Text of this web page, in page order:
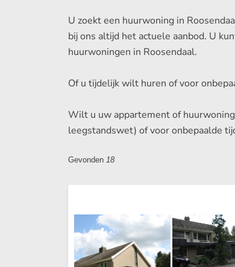
U zoekt een huurwoning in
bij ons altijd het actuele aanbod. U
huurwoningen in Roosendaal.
Of u tijdelijk wilt huren of voor
Wilt u uw appartement of
leegstandswet) of voor onbepaalde
Gevonden 18